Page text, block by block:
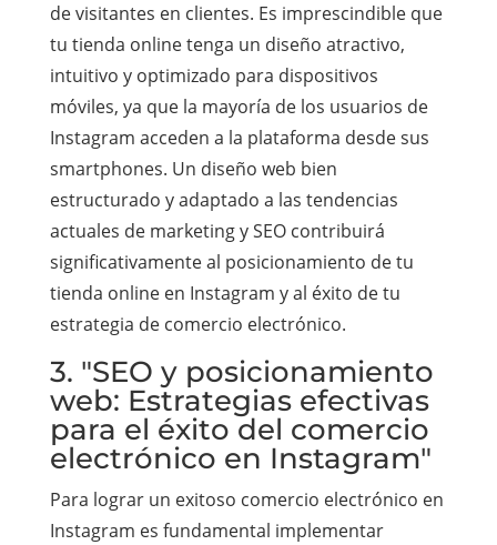
de visitantes en clientes. Es imprescindible que
tu tienda online tenga un diseño atractivo,
intuitivo y optimizado para dispositivos
móviles, ya que la mayoría de los usuarios de
Instagram acceden a la plataforma desde sus
smartphones. Un diseño web bien
estructurado y adaptado a las tendencias
actuales de marketing y SEO contribuirá
significativamente al posicionamiento de tu
tienda online en Instagram y al éxito de tu
estrategia de comercio electrónico.
3. "SEO y posicionamiento
web: Estrategias efectivas
para el éxito del comercio
electrónico en Instagram"
Para lograr un exitoso comercio electrónico en
Instagram es fundamental implementar